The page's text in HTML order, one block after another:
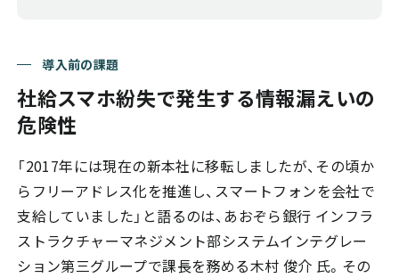
導入前の課題
社給スマホ紛失で発生する情報漏えいの
危険性
「2017年には現在の新本社に移転しましたが、その頃か
らフリーアドレス化を推進し、スマートフォンを会社で
支給していました」と語るのは、あおぞら銀行 インフラ
ストラクチャーマネジメント部システムインテグレー
ション第三グループで課長を務める木村 俊介 氏。その